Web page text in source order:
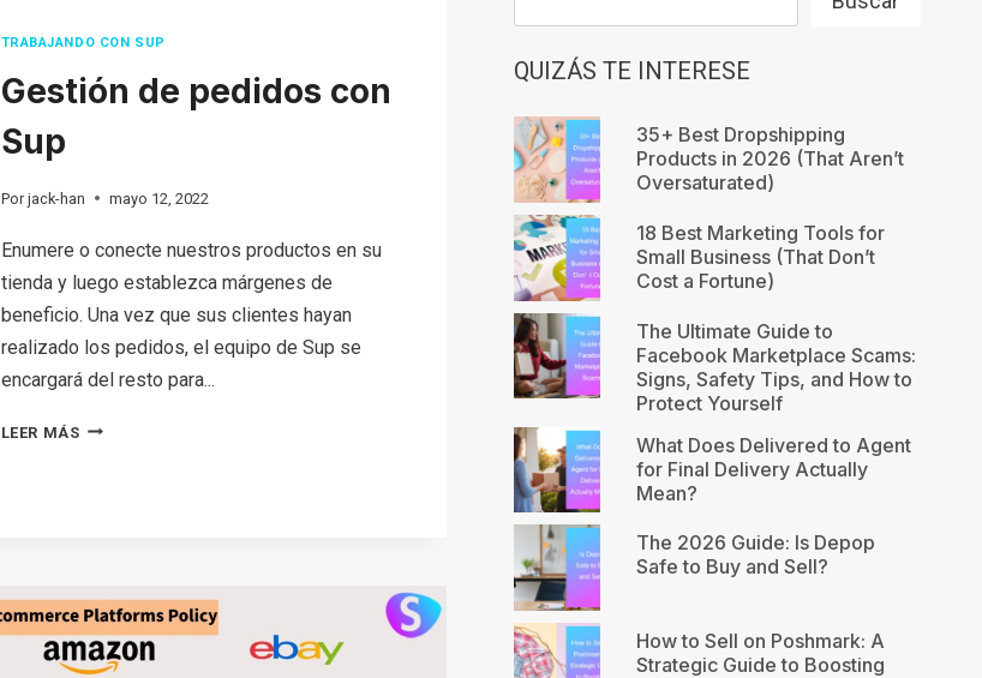
TRABAJANDO CON SUP
Gestión de pedidos con
Sup
Por jack-han mayo 12, 2022
Enumere o conecte nuestros productos en su
tienda y luego establezca márgenes de
beneficio. Una vez que sus clientes hayan
realizado los pedidos, el equipo de Sup se
encargará del resto para...
LEER MÁSGESTIÓN
QUIZÁS TE INTERESE
35+ Best Dropshipping
Products in 2026 (That Aren’t
Oversaturated)
18 Best Marketing Tools for
Small Business (That Don’t
Cost a Fortune)
The Ultimate Guide to
Facebook Marketplace Scams:
Signs, Safety Tips, and How to
Protect Yourself
What Does Delivered to Agent
for Final Delivery Actually
Mean?
The 2026 Guide: Is Depop
Safe to Buy and Sell?
How to Sell on Poshmark: A
Strategic Guide to Boosting